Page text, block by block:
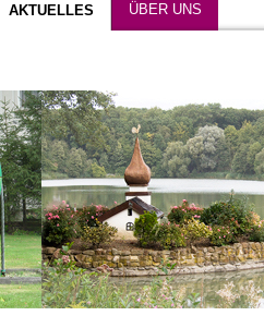
AKTUELLES ÜBER UNS